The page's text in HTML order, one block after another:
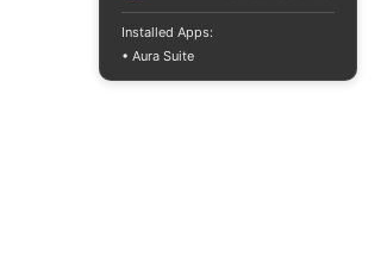
Installed Apps:
• Aura Suite